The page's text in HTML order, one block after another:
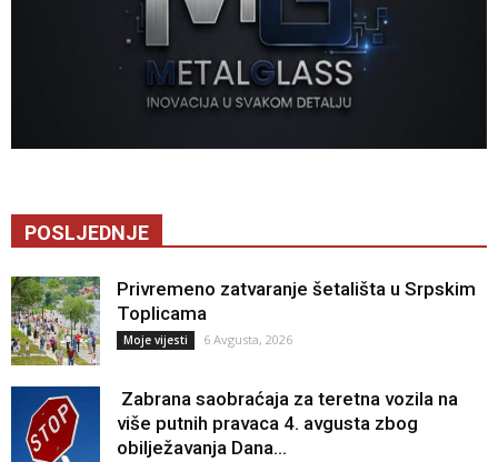
POSLJEDNJE
Privremeno zatvaranje šetališta u Srpskim
Toplicama
Moje vijesti 6 Avgusta, 2026
Zabrana saobraćaja za teretna vozila na
više putnih pravaca 4. avgusta zbog
obilježavanja Dana...